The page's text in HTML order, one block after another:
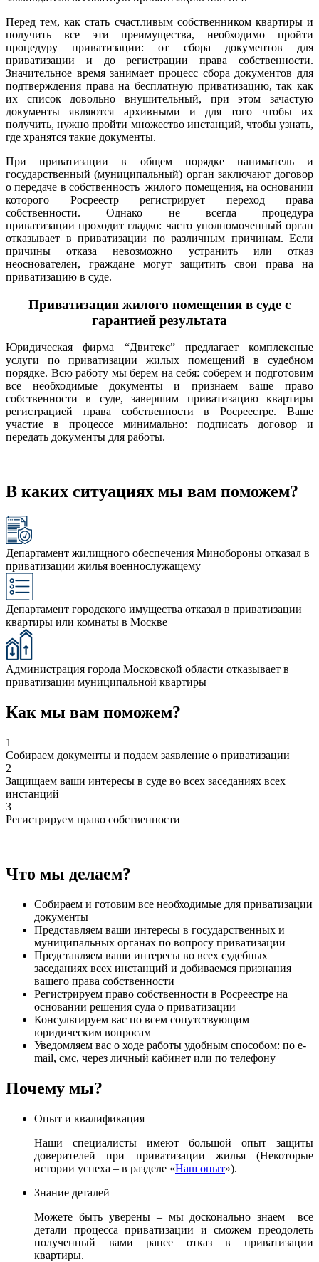
Перед тем, как стать счастливым собственником квартиры и
получить все эти преимущества, необходимо пройти
процедуру приватизации: от сбора документов для
приватизации и до регистрации права собственности.
Значительное время занимает процесс сбора документов для
подтверждения права на бесплатную приватизацию, так как
их список довольно внушительный, при этом зачастую
документы являются архивными и для того чтобы их
получить, нужно пройти множество инстанций, чтобы узнать,
где хранятся такие документы.
При приватизации в общем порядке наниматель и
государственный (муниципальный) орган заключают договор
о передаче в собственность жилого помещения, на основании
которого Росреестр регистрирует переход права
собственности. Однако не всегда процедура
приватизации проходит гладко: часто уполномоченный орган
отказывает в приватизации по различным причинам. Если
причины отказа невозможно устранить или отказ
неоснователен, граждане могут защитить свои права на
приватизацию в суде.
Приватизация жилого помещения в суде с
гарантией результата
Юридическая фирма “Двитекс” предлагает комплексные
услуги по приватизации жилых помещений в судебном
порядке. Всю работу мы берем на себя: соберем и подготовим
все необходимые документы и признаем ваше право
собственности в суде, завершим приватизацию квартиры
регистрацией права собственности в Росреестре. Ваше
участие в процессе минимально: подписать договор и
передать документы для работы.
В каких ситуациях мы вам поможем?
Департамент жилищного обеспечения Минобороны отказал в
приватизации жилья военнослужащему
Департамент городского имущества отказал в приватизации
квартиры или комнаты в Москве
Администрация города Московской области отказывает в
приватизации муниципальной квартиры
Как мы вам поможем?
1
Собираем документы и подаем заявление о приватизации
2
Защищаем ваши интересы в суде во всех заседаниях всех
инстанций
3
Регистрируем право собственности
Что мы делаем?
Собираем и готовим все необходимые для приватизации
документы
Представляем ваши интересы в государственных и
муниципальных органах по вопросу приватизации
Представляем ваши интересы во всех судебных
заседаниях всех инстанций и добиваемся признания
вашего права собственности
Регистрируем право собственности в Росреестре на
основании решения суда о приватизации
Консультируем вас по всем сопутствующим
юридическим вопросам
Уведомляем вас о ходе работы удобным способом: по e-
mail, смс, через личный кабинет или по телефону
Почему мы?
Опыт и квалификация
Наши специалисты имеют большой опыт защиты
доверителей при приватизации жилья (Некоторые
истории успеха – в разделе «Наш опыт»).
Знание деталей
Можете быть уверены – мы досконально знаем все
детали процесса приватизации и сможем преодолеть
полученный вами ранее отказ в приватизации
квартиры.